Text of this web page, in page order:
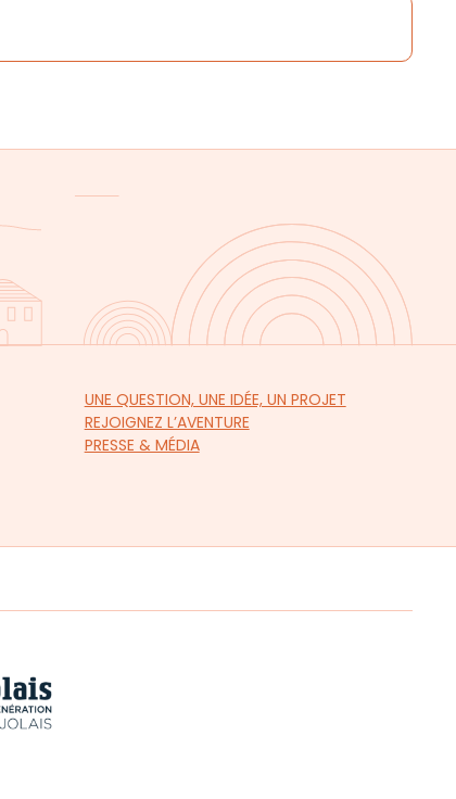
UNE QUESTION, UNE IDÉE, UN PROJET
REJOIGNEZ L’AVENTURE
PRESSE & MÉDIA